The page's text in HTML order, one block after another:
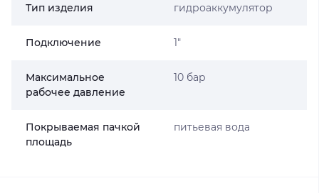
Тип изделия гидроаккумулятор
Подключение 1″
Максимальное
рабочее давление
10 бар
Покрываемая пачкой
площадь
питьевая вода